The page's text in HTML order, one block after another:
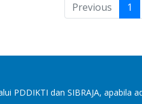
Previous 1
PDDIKTI dan SIBRAJA, apabila